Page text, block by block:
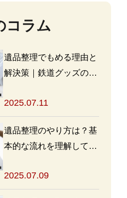
コラム
遺品整理でもめる理由と
解決策｜鉄道グッズの整
2025.07.11
遺品整理のやり方は？基
本的な流れを理解して買
めよう
2025.07.09